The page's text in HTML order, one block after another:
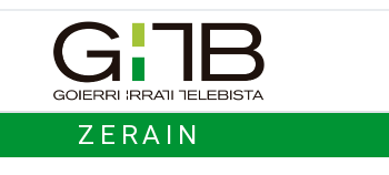
ZERAIN